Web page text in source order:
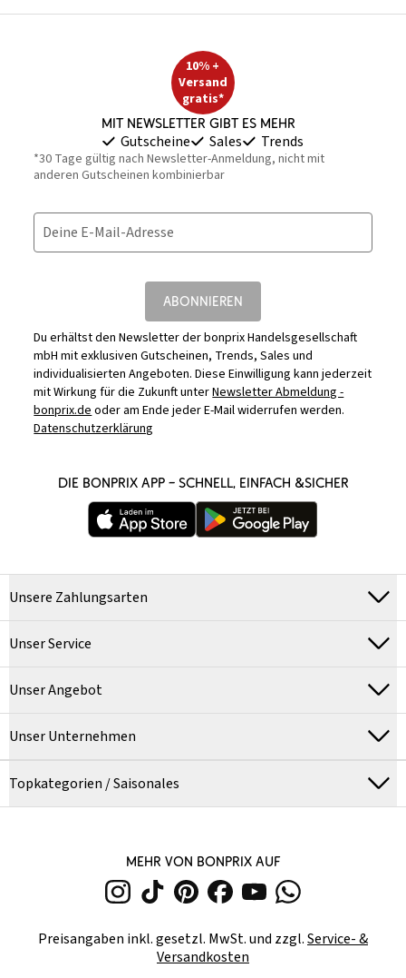
10% +
Versand
gratis*
Mit Newsletter gibt es mehr
Gutscheine Sales Trends
*30 Tage gültig nach Newsletter-Anmeldung, nicht mit
anderen Gutscheinen kombinierbar
Deine E-Mail-Adresse
ABONNIEREN
Du erhältst den Newsletter der bonprix Handelsgesellschaft
mbH mit exklusiven Gutscheinen, Trends, Sales und
individualisierten Angeboten. Diese Einwilligung kann jederzeit
mit Wirkung für die Zukunft unterNewsletter Abmeldung -
bonprix.deoder am Ende jeder E-Mail widerrufen werden.
Datenschutzerklärung
DIE BONPRIX APP – SCHNELL, EINFACH &SICHER
Unsere Zahlungsarten
Unser Service
Unser Angebot
Unser Unternehmen
Topkategorien / Saisonales
MEHR VON BONPRIX AUF
Preisangaben inkl. gesetzl. MwSt. und zzgl.Service- &
Versandkosten